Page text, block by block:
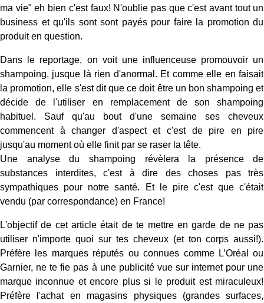
ma vie" eh bien c'est faux! N'oublie pas que c'est avant tout un
business et qu'ils sont sont payés pour faire la promotion du
produit en question.
Dans le reportage, on voit une influenceuse promouvoir un
shampoing, jusque là rien d'anormal. Et comme elle en faisait
la promotion, elle s'est dit que ce doit être un bon shampoing et
décide de l'utiliser en remplacement de son shampoing
habituel. Sauf qu'au bout d'une semaine ses cheveux
commencent à changer d'aspect et c'est de pire en pire
jusqu'au moment où elle finit par se raser la tête.
Une analyse du shampoing révèlera la présence de
substances interdites, c'est à dire des choses pas très
sympathiques pour notre santé. Et le pire c'est que c'était
vendu (par correspondance) en France!
L'objectif de cet article était de te mettre en garde de ne pas
utiliser n'importe quoi sur tes cheveux (et ton corps aussi!).
Préfère les marques réputés ou connues comme L’Oréal ou
Garnier, ne te fie pas à une publicité vue sur internet pour une
marque inconnue et encore plus si le produit est miraculeux!
Préfère l'achat en magasins physiques (grandes surfaces,